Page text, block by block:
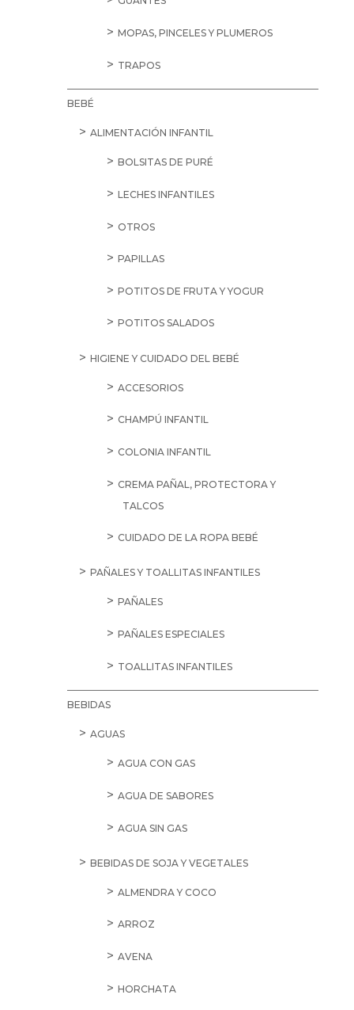
MOPAS, PINCELES Y PLUMEROS
TRAPOS
BEBÉ
ALIMENTACIÓN INFANTIL
BOLSITAS DE PURÉ
LECHES INFANTILES
OTROS
PAPILLAS
POTITOS DE FRUTA Y YOGUR
POTITOS SALADOS
HIGIENE Y CUIDADO DEL BEBÉ
ACCESORIOS
CHAMPÚ INFANTIL
COLONIA INFANTIL
CREMA PAÑAL, PROTECTORA Y
TALCOS
CUIDADO DE LA ROPA BEBÉ
PAÑALES Y TOALLITAS INFANTILES
PAÑALES
PAÑALES ESPECIALES
TOALLITAS INFANTILES
BEBIDAS
AGUAS
AGUA CON GAS
AGUA DE SABORES
AGUA SIN GAS
BEBIDAS DE SOJA Y VEGETALES
ALMENDRA Y COCO
ARROZ
AVENA
HORCHATA